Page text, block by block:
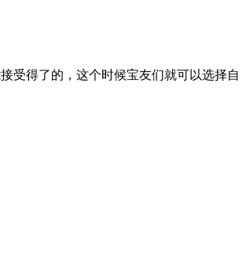
受得了的，这个时候宝友们就可以选择自